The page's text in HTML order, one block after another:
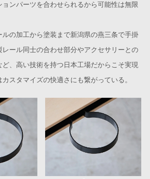
ョンパーツを合わせられるから可能性は無限
ルの加工から塗装まで新潟県の燕三条で手掛
レール同士の合わせ部分やアクセサリーとの
、高い技術を持つ日本工場だからこそ実現
スタマイズの快適さにも繋がっている。